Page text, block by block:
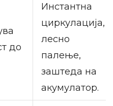
до
Инстантна
циркулација,
лесно
палење,
заштеда на
акумулатор.